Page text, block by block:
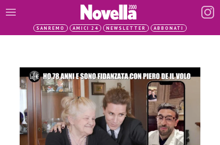
SANREMO AMICI 24 NEWSLETTER ABBONATI